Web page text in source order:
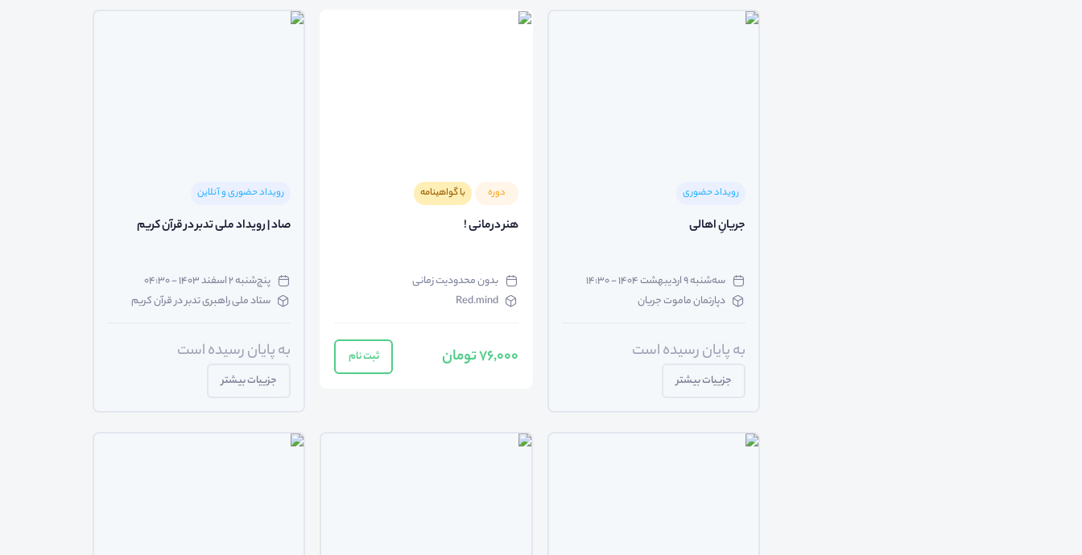
رویداد حضوری
جریانِ اهالی
سه‌شنبه ۹ اردیبهشت ۱۴۰۴ - ۱۴:۳۰
دپارتمان ماموت جریان
به پایان رسیده است
جزییات بیشتر
دوره با گواهینامه
هنر درمانی !
بدون محدودیت زمانی
Red.mind
76,000 تومان ثبت نام
رویداد حضوری و آنلاین
صاد | رویداد ملی تدبر در قرآن کریم
پنج‌شنبه ۲ اسفند ۱۴۰۳ - ۰۴:۳۰
ستاد ملی راهبری تدبر در قرآن کریم
به پایان رسیده است
جزییات بیشتر